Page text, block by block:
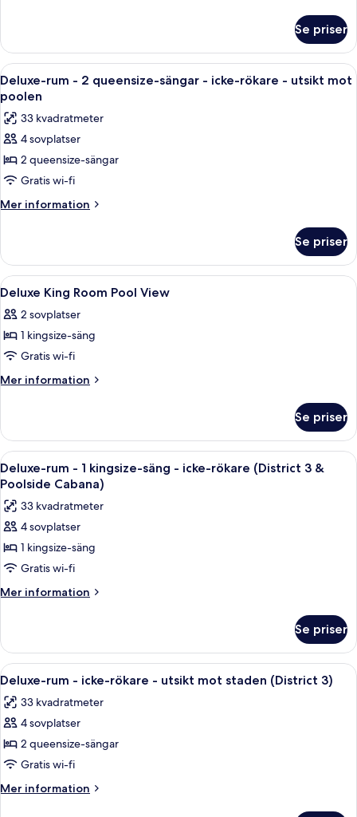
-
icke-
rökare
-
utsikt
mot
poolen
rum
1
kingsize-
säng
icke-
-
utsikt
poolen
Se priser
Öppna
alla
foton
för
Deluxe-
rum
-
2
-
icke-
rökare
-
utsikt
mot
poolen
Ett hotellrum med två sängar, ett
9
Deluxe-rum - 2 queensize-sängar - icke-rökare - utsikt mot
poolen
33 kvadratmeter
4 sovplatser
2 queensize-sängar
Gratis wi-fi
Mer information
Mer
rum
2
sängar
-
rökare
-
utsikt
Se priser
Öppna
alla
foton
för
Deluxe
King
View
Duntäcken, bäddmadrasser,
4
Deluxe King Room Pool View
2 sovplatser
1 kingsize-säng
Gratis wi-fi
Mer information
Mer
King
Room
Pool
View
Se priser
Öppna
alla
foton
för
Deluxe-
rum
-
1
-
icke-
rökare
(District
3
&
Poolside
Cabana)
Ett modernt hotellrum med en stor
9
Deluxe-rum - 1 kingsize-säng - icke-rökare (District 3 &
Poolside Cabana)
33 kvadratmeter
4 sovplatser
1 kingsize-säng
Gratis wi-fi
Mer information
Mer
rum
1
säng
rökare
(District
&
Se priser
Öppna
alla
foton
för
Deluxe-
rum
-
icke-
Ett hotellrum med två sängar, ett
6
Deluxe-rum - icke-rökare - utsikt mot staden (District 3)
33 kvadratmeter
4 sovplatser
2 queensize-sängar
Gratis wi-fi
Mer information
Mer